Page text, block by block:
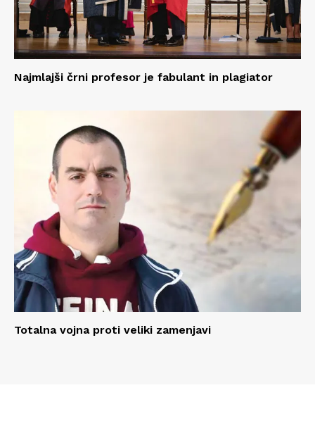
Najmlajši črni profesor je fabulant in plagiator
Totalna vojna proti veliki zamenjavi